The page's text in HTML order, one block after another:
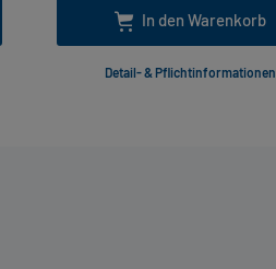
In den Warenkorb
Detail- & Pflichtinformationen